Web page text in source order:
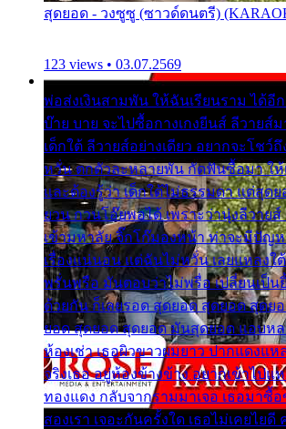
สุดยอด - วงซูซู (ซาวด์ดนตรี)
123 views • 03.07.2569
พ่อส่งเงินสามพัน ให้ฉันเรียนราม ได้อี
บ๊าย บาย จะไปซื้อกางเกงยีนส์ ลีวายส์ม
เด็กใต้ ลีวายส์อย่างเดียว อยากจะโชว์
หวั่น ตกตัวละหลายพัน กัดฟันซื้อมา ให้
และต้องรู้ว่า เด็กใต้ไม่ธรรมดา แต่สุดย
ยวน กวนโอ๊ยพอได้ เพราะว่านุ่งลีวาย
เข้ามหาลัย จิ๊กโก๊มองหน้า ท่าจะมีปัญห
เรื่องแน่นอน แต่ฉันไม่หวั่น เลยแหลงใ
พรั่นพรือ มันตอบว่าไม่พรื่อ เปลี่ยนเป็น
ด้วยกัน ก็เลยรอด สุดยอด สุดยอด สุดย
ยอด สุดยอด สุดยอด มันสุดยอด แอบห
ห้องเช่า เธอผิวขาวผมยาว ปากแดงแห
จริงเธอ อยู่ห้องข้างข้าง อยากเข้าไปแ
ทองแดง กลับจากรามมาเจอ เธอมาซื้
สองเรา เจอะกันครั้งใด เธอไม่เคยไยดี